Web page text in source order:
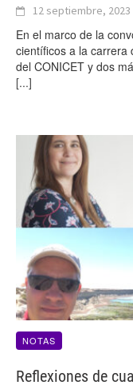
12 septiembre, 2023
En el marco de la
científicos a la carrera
del CONICET y dos
[...]
NOTAS
Reflexiones de